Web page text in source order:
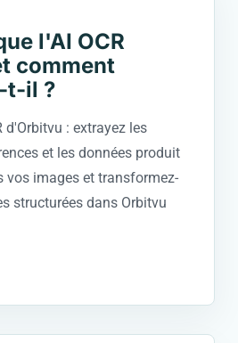
l'AI OCR
comment
t-il ?
d'Orbitvu : extrayez les
et les données produit
vos images et transformez-
structurées dans Orbitvu